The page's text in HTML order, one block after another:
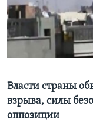
Learning English
СОЦИАЛЬНЫЕ СЕТИ
Языки
Власти страны
взрыва, силы
оппозиции